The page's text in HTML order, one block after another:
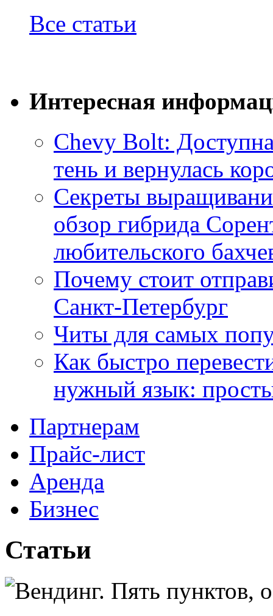
Все статьи
Интересная
Chevy Bolt:
тень и вернулась
Секреты
обзор гибрида
любительского
Почему стоит
Санкт-Петербург
Читы для самых
Как быстро
нужный язык:
Партнерам
Прайс-лист
Аренда
Бизнес
Статьи